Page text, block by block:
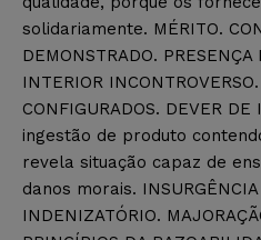
solidariamente. MÉRITO.
DEMONSTRADO.
INTERIOR
CONFIGURADOS. DEVER
ingestão de produto
revela situação capaz de
danos morais.
INDENIZATÓRIO.